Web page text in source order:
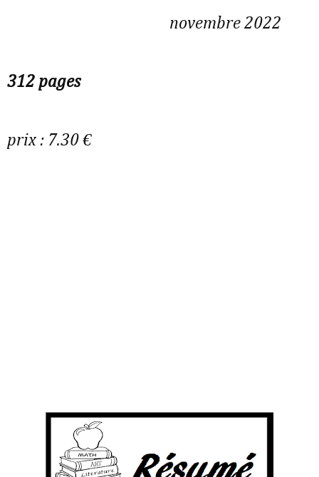
novembre 2022
312 pages
prix : 7.30 €